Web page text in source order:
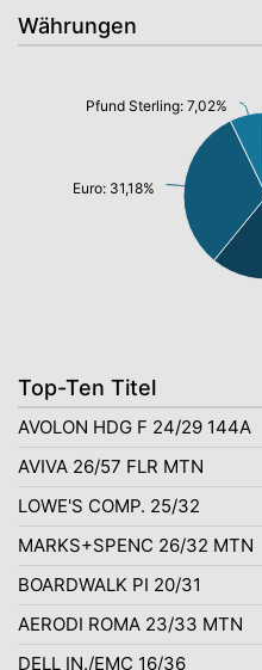
Währungen
Euro: 31,18%
Pfund Sterling: 7,02%
Top-Ten Titel
AVOLON HDG F 24/29 144A
AVIVA 26/57 FLR MTN
LOWE'S COMP. 25/32
MARKS+SPENC 26/32 MTN
BOARDWALK PI 20/31
AERODI ROMA 23/33 MTN
DELL IN./EMC 16/36